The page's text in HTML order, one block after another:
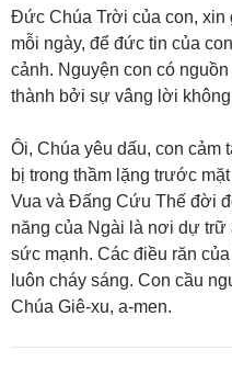
Đức Chúa Trời của con, xin
mỗi ngày, để đức tin của
cảnh. Nguyện con có
thành bởi sự vâng lời
Ôi, Chúa yêu dấu, con cảm
bị trong thầm lặng trước
Vua và Đấng Cứu Thế đời
năng của Ngài là nơi dự trữ
sức mạnh. Các điều răn
luôn cháy sáng. Con cầu
Chúa Giê-xu, a-men.